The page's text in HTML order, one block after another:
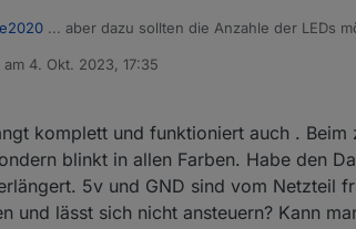
... aber dazu sollten die Anzahle der LEDs
am 4. Okt. 2023, 17:35
von
komplett und funktioniert auch .
blinkt in allen Farben. Habe den
5v und GND sind vom Netzteil
und lässt sich nicht ansteuern? Kann